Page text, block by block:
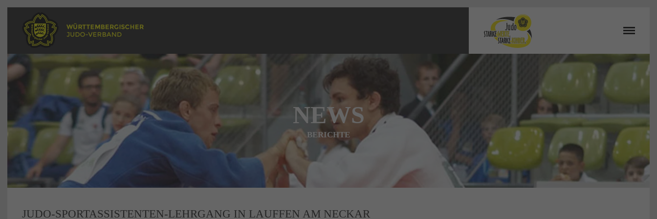
NEWS
BERICHTE
JUDO-SPORTASSISTENTEN-LEHRGANG IN LAUFFEN AM NECKAR